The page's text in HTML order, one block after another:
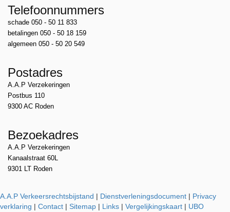
Telefoonnummers
schade 050 - 50 11 833
betalingen 050 - 50 18 159
algemeen 050 - 50 20 549
Postadres
A.A.P Verzekeringen
Postbus 110
9300 AC Roden
Bezoekadres
A.A.P Verzekeringen
Kanaalstraat 60L
9301 LT Roden
A.A.P Verkeersrechtsbijstand | Dienstverleningsdocument | Privacy
verklaring | Contact | Sitemap | Links | Vergelijkingskaart | UBO